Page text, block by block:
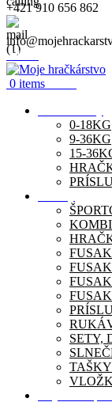
+421 910 656 862
Menu
0 items
0-18KG
9-36KG
15-
SETY,